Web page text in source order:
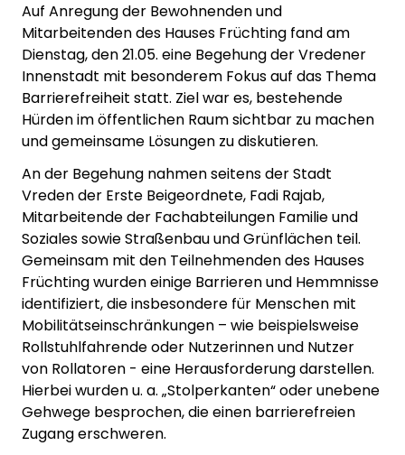
Auf Anregung der Bewohnenden und
Mitarbeitenden des Hauses Früchting fand am
Dienstag, den 21.05. eine Begehung der Vredener
Innenstadt mit besonderem Fokus auf das Thema
Barrierefreiheit statt. Ziel war es, bestehende
Hürden im öffentlichen Raum sichtbar zu machen
und gemeinsame Lösungen zu diskutieren.
An der Begehung nahmen seitens der Stadt
Vreden der Erste Beigeordnete, Fadi Rajab,
Mitarbeitende der Fachabteilungen Familie und
Soziales sowie Straßenbau und Grünflächen teil.
Gemeinsam mit den Teilnehmenden des Hauses
Früchting wurden einige Barrieren und Hemmnisse
identifiziert, die insbesondere für Menschen mit
Mobilitätseinschränkungen – wie beispielsweise
Rollstuhlfahrende oder Nutzerinnen und Nutzer
von Rollatoren - eine Herausforderung darstellen.
Hierbei wurden u. a. „Stolperkanten“ oder unebene
Gehwege besprochen, die einen barrierefreien
Zugang erschweren.